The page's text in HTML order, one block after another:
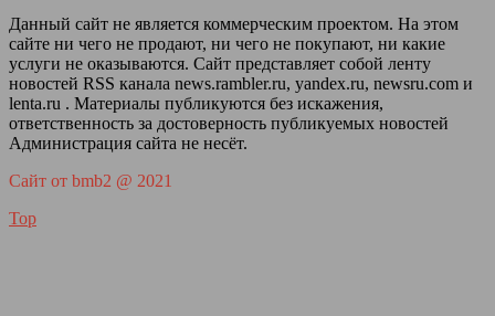
Данный сайт не является коммерческим проектом. На этом
сайте ни чего не продают, ни чего не покупают, ни какие
услуги не оказываются. Сайт представляет собой ленту
новостей RSS канала news.rambler.ru, yandex.ru, newsru.com и
lenta.ru . Материалы публикуются без искажения,
ответственность за достоверность публикуемых новостей
Администрация сайта не несёт.
Сайт от bmb2 @ 2021
Top